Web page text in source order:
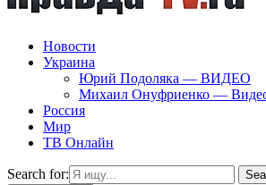
Новости
Украина
Юрий Подоляка — ВИДЕО
Михаил Онуфриенко —
Россия
Мир
ТВ Онлайн
Search for: